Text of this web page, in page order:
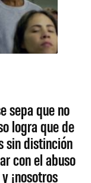
sepa que no
logra que de
sin distinción
con el abuso
¡nosotros